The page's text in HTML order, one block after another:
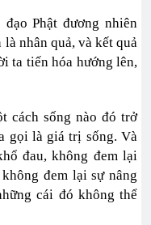
Phật đương nhiên
nhân quả, và kết quả
ta tiến hóa hướng lên,
cách sống nào đó trở
gọi là giá trị sống. Và
đau, không đem lại
đem lại sự nâng
cái đó không thể